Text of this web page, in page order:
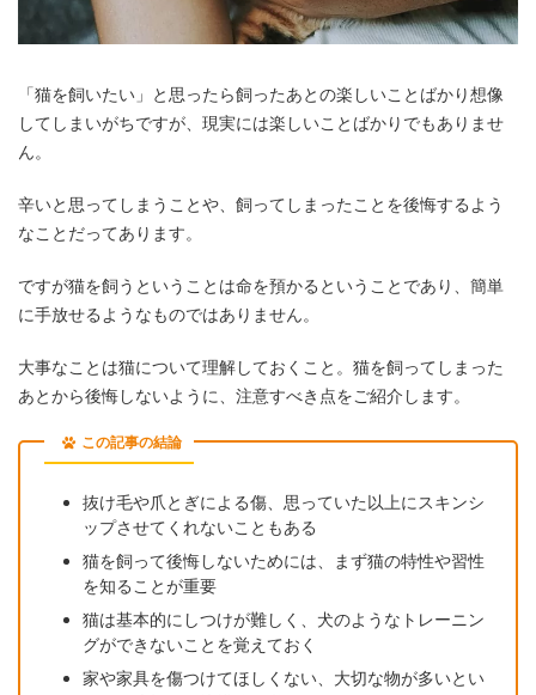
「猫を飼いたい」と思ったら飼ったあとの楽しいことばかり想像
してしまいがちですが、現実には楽しいことばかりでもありませ
ん。
辛いと思ってしまうことや、飼ってしまったことを後悔するよう
なことだってあります。
ですが猫を飼うということは命を預かるということであり、簡単
に手放せるようなものではありません。
大事なことは猫について理解しておくこと。猫を飼ってしまった
あとから後悔しないように、注意すべき点をご紹介します。
この記事の結論
抜け毛や爪とぎによる傷、思っていた以上にスキンシ
ップさせてくれないこともある
猫を飼って後悔しないためには、まず猫の特性や習性
を知ることが重要
猫は基本的にしつけが難しく、犬のようなトレーニン
グができないことを覚えておく
家や家具を傷つけてほしくない、大切な物が多いとい